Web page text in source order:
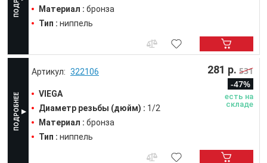
Материал : бронза
Тип : ниппель
322106
VIEGA
Диаметр резьбы (дюйм) : 1/2
Материал : бронза
Тип : ниппель
281 р. 531
-47%
есть на
складе